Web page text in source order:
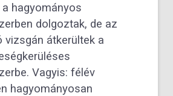
hagyományos
dolgoztak, de az
vizsgán átkerültek a
Vagyis: félév
hagyományosan